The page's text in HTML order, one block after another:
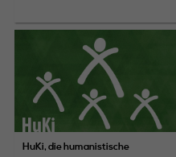
HuKi, die humanistische